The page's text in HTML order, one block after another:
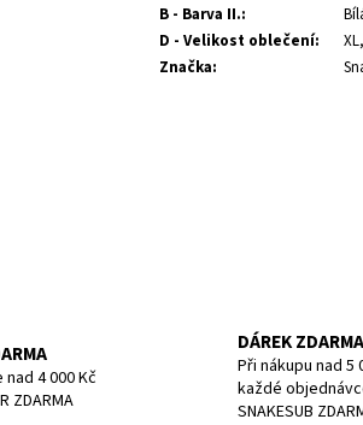
B - Barva II.:
D - Velikost oblečení:
Značka:
4 000 Kč
ZDARMA
DÁREK ZDARMA
Při nákupu nad 5
každé
SNAKESUB